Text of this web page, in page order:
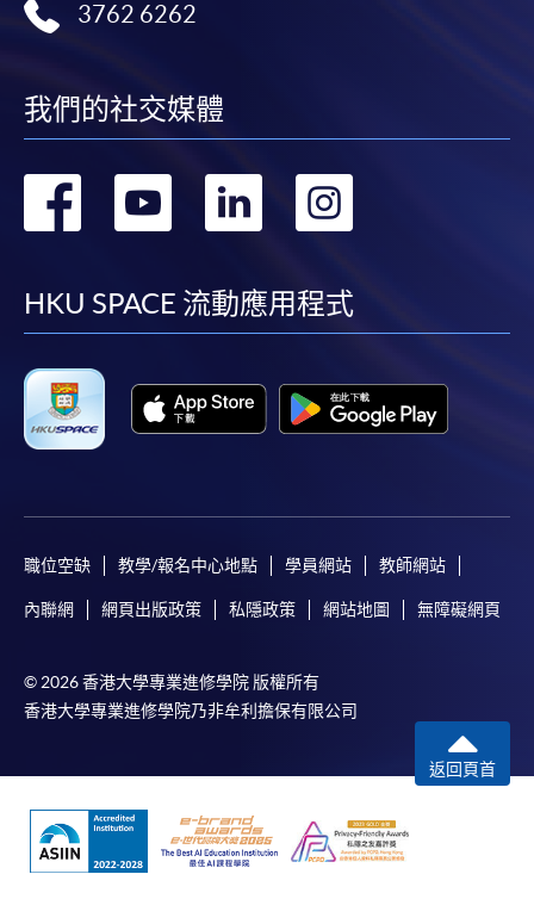
身份證副本；
學歷副本(包括證書及成績單)；及
報名費港幣$200，如以支票形式繳付，抬頭請寫
「HKU SPACE」或「香港大學專業進修學院」(取
3762 6262
我們的社交媒體
轉
facebook
轉
youtube
轉
linkedin
HKU SPACE 流動應用程式
職位空缺 教學/報名中心地點 學員網站 教師網站
內聯網 網頁出版政策 私隱政策 網站地圖 無障礙網頁
© 2026 香港大學專業進修學院 版權所有
香港大學專業進修學院乃非牟利擔保有限公司
返回頁首